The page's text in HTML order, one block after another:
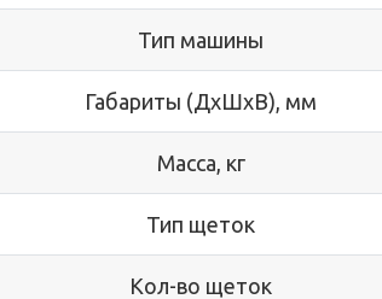
Тип машины
Габариты (ДхШхВ), мм
Масса, кг
Тип щеток
Кол-во щеток